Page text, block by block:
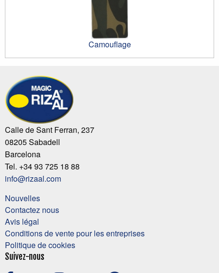
Camouflage
Calle de Sant Ferran, 237
08205 Sabadell
Barcelona
Tel. +34 93 725 18 88
info@rizaal.com
Nouvelles
Contactez nous
Avis légal
Conditions de vente pour les entreprises
Politique de cookies
Suivez-nous